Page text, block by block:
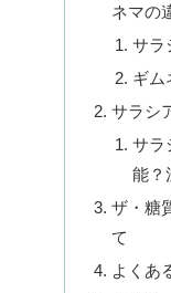
ネマの
サラ
ギム
サラシ
サラ
能？
ザ・糖
て
よくあ